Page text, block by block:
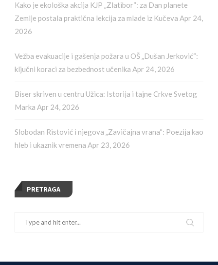
Kako je ekološka akcija KJP „Zlatibor“: za Dan planete
Zemlje postala praktična lekcija za mlade iz Kučeva Apr 24,
2026
Vežba evakuacije i gašenja požara u OŠ „Dušan Jerković“:
ključni koraci za bezbednost učenika Apr 24, 2026
Biser skriven u centru Užica: Istorija i tajne Crkve Svetog
Marka Apr 24, 2026
Slobodan Ristović i njegova „Zavičajna vrana“: Poezija kao
hleb i ukaznik vremena Apr 23, 2026
PRETRAGA